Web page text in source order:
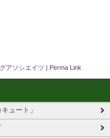
アソシエイツ | Perma Link
ュート」